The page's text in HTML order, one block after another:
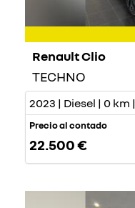
Renault Clio
TECHNO
2023 | Diesel | 0 km |
Precio al contado
22.500 €